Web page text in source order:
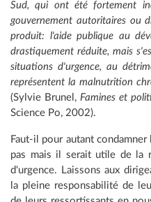
Sud, qui ont été fortement
gouvernement autoritaires ou
produit: l'aide publique au
drastiquement réduite, mais
situations d'urgence, au
représentent la malnutrition
(Sylvie Brunel, Famines et
Science Po, 2002).
Faut-il pour autant
pas mais il serait utile de la
d'urgence. Laissons aux
la pleine responsabilité de